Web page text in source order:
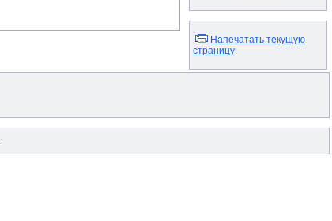
Напечатать текущую
страницу